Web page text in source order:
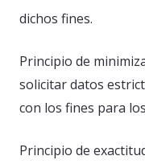
dichos fines.
Principio de
solicitar datos
con los fines para
Principio de